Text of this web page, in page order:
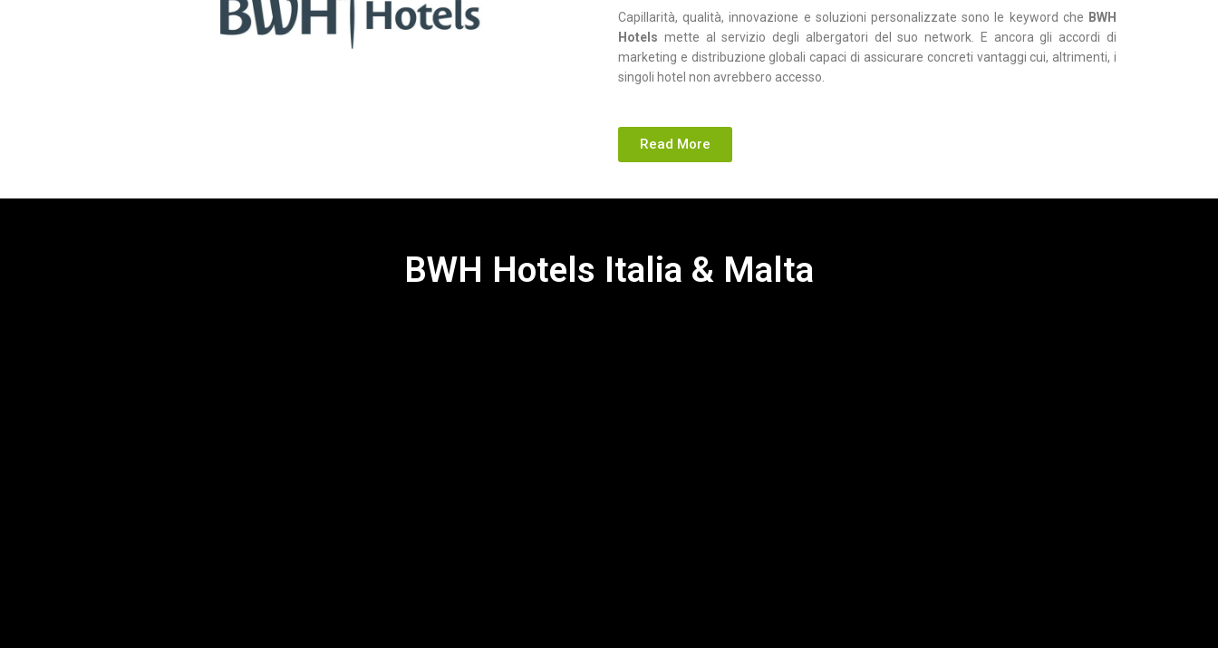
Capillarità, qualità, innovazione e soluzioni personalizzate sono le keyword che BWH
Hotels mette al servizio degli albergatori del suo network. E ancora gli accordi di
marketing e distribuzione globali capaci di assicurare concreti vantaggi cui, altrimenti, i
singoli hotel non avrebbero accesso.
Read More
BWH Hotels Italia & Malta